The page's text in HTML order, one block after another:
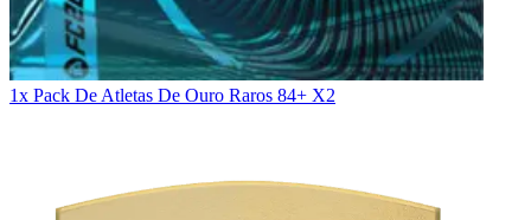
1x Pack De Atletas De Ouro Raros 84+ X2